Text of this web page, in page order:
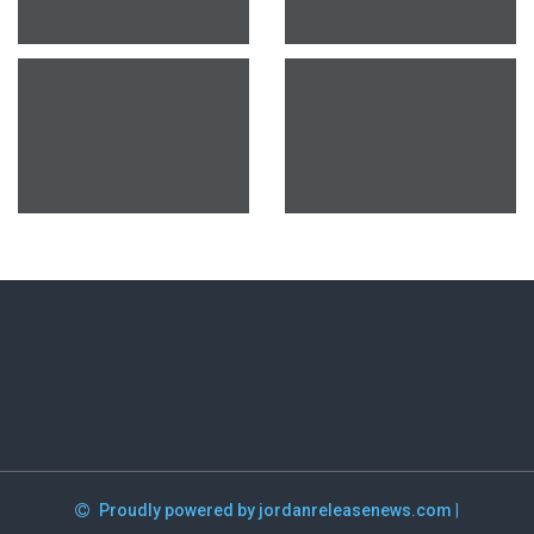
Proudly powered by jordanreleasenews.com